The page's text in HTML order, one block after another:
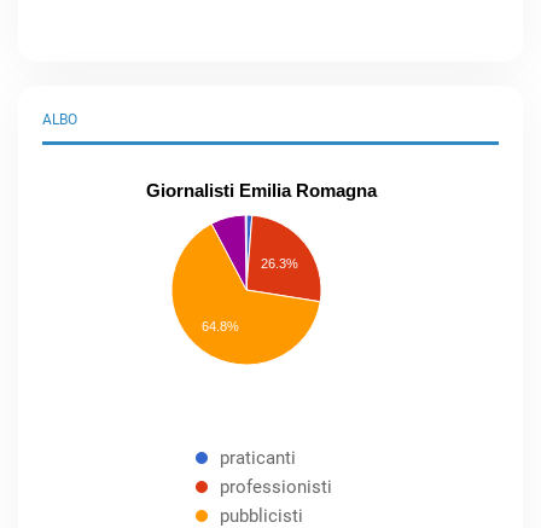
ALBO
Giornalisti Emilia Romagna
26.3%
64.8%
praticanti
professionisti
pubblicisti